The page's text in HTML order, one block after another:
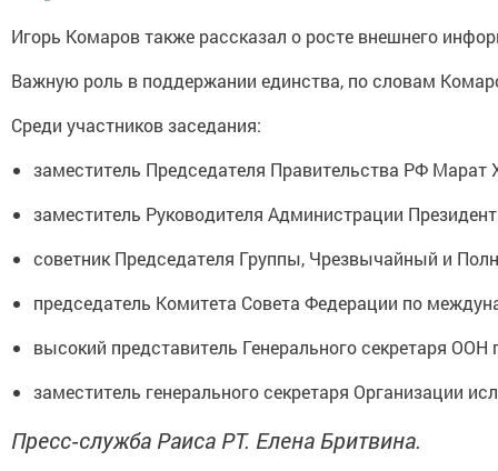
Игорь Комаров также рассказал о росте внешнего
Важную роль в поддержании единства, по словам
Среди участников заседания:
заместитель Председателя Правительства РФ Марат
заместитель Руководителя Администрации
советник Председателя Группы, Чрезвычайный и
председатель Комитета Совета Федерации по
высокий представитель Генерального секретаря
заместитель генерального секретаря Организации
Пресс‑служба Раиса РТ. Елена Бритвина.